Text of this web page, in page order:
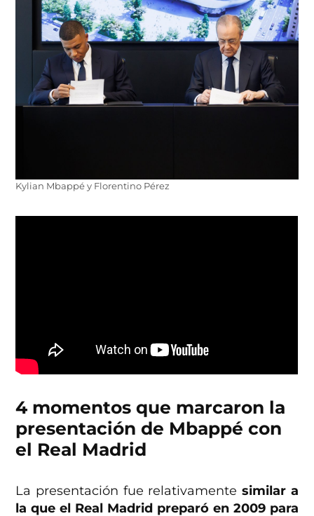
Kylian Mbappé y Florentino Pérez
4 momentos que marcaron la
presentación de Mbappé con
el Real Madrid
La presentación fue relativamente similar a
la que el Real Madrid preparó en 2009 para